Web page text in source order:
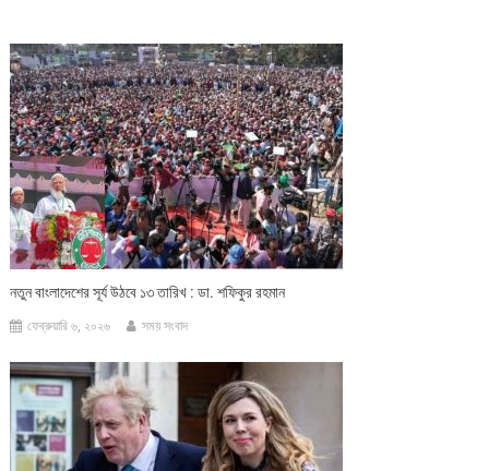
নতুন বাংলাদেশের সূর্য উঠবে ১৩ তারিখ : ডা. শফিকুর রহমান
ফেব্রুয়ারি ৬, ২০২৬ সময় সংবাদ